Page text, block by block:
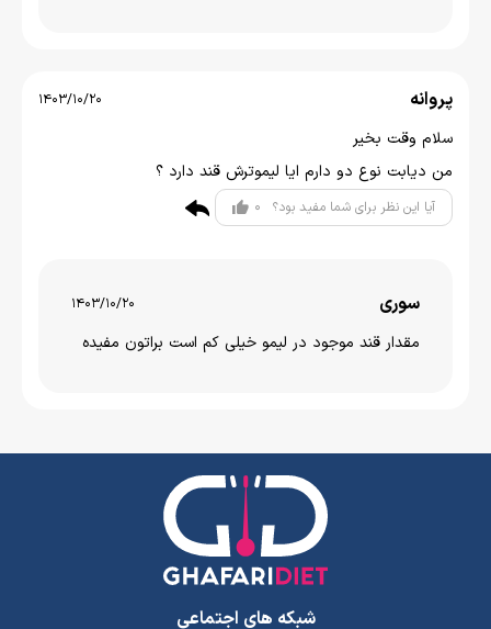
پروانه 1403/10/20
سلام وقت بخیر
من دیابت نوع دو دارم ایا لیموترش قند دارد ؟
آیا این نظر برای شما مفید بود؟ 0
سوری 1403/10/20
مقدار قند موجود در لیمو خیلی کم است براتون مفیده
شبکه های اجتماعی